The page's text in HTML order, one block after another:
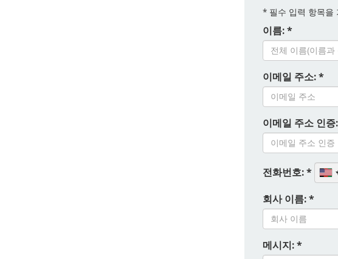
* 필수 입력 항목을
이름: *
이메일 주소: *
이메일 주소 인
전화번호: *
회사 이름: *
메시지: *